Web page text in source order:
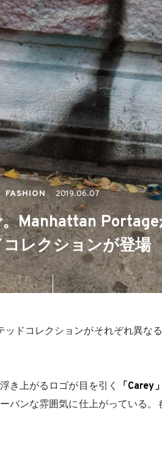
FASHION 2019.06.07
Manhattan
レクションが登場
ッドコレクションがそれぞれ異な
き上がるロゴが目を引く 「Carey」
バンな雰囲気に仕上がっている。